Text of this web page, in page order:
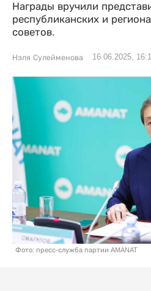
Награды вручили
республиканских и
советов.
Нэля Сулейменова 16.06.2025,
Фото: пресс-служба партии AMANAT